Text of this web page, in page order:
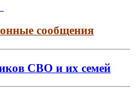
сообщения
СВО и их семей